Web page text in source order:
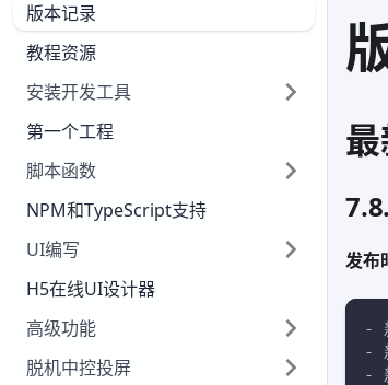
版本记录
教程资源
安装开发工具
第一个工程
脚本函数
NPM和TypeScript支持
UI编写
H5在线UI设计器
高级功能
脱机中控投屏
发布
-
-
-